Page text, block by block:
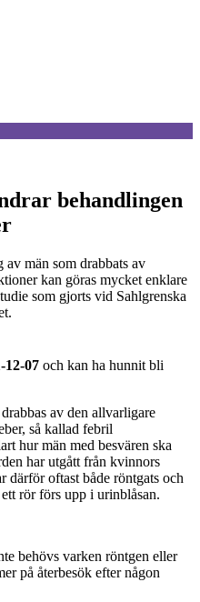
behandlingen
män som drabbats av
kan göras mycket enklare
som gjorts vid Sahlgrenska
12-07 och kan ha hunnit bli
av den allvarligare
så kallad febril
hur män med besvären ska
har utgått från kvinnors
därför oftast både röntgats och
rör förs upp i urinblåsan.
behövs varken röntgen eller
på återbesök efter någon